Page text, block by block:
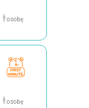
osobę
osobę